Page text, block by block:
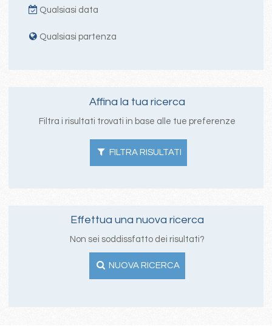
Qualsiasi data
Qualsiasi partenza
Affina la tua ricerca
Filtra i risultati trovati in base alle tue preferenze
FILTRA RISULTATI
Effettua una nuova ricerca
Non sei soddissfatto dei risultati?
NUOVA RICERCA